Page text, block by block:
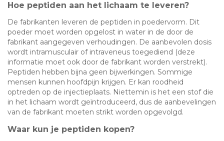
Hoe peptiden aan het lichaam te leveren?
De fabrikanten leveren de peptiden in poedervorm. Dit
poeder moet worden opgelost in water in de door de
fabrikant aangegeven verhoudingen. De aanbevolen dosis
wordt intramusculair of intraveneus toegediend (deze
informatie moet ook door de fabrikant worden verstrekt).
Peptiden hebben bijna geen bijwerkingen. Sommige
mensen kunnen hoofdpijn krijgen. Er kan roodheid
optreden op de injectieplaats. Niettemin is het een stof die
in het lichaam wordt geïntroduceerd, dus de aanbevelingen
van de fabrikant moeten strikt worden opgevolgd.
Waar kun je peptiden kopen?